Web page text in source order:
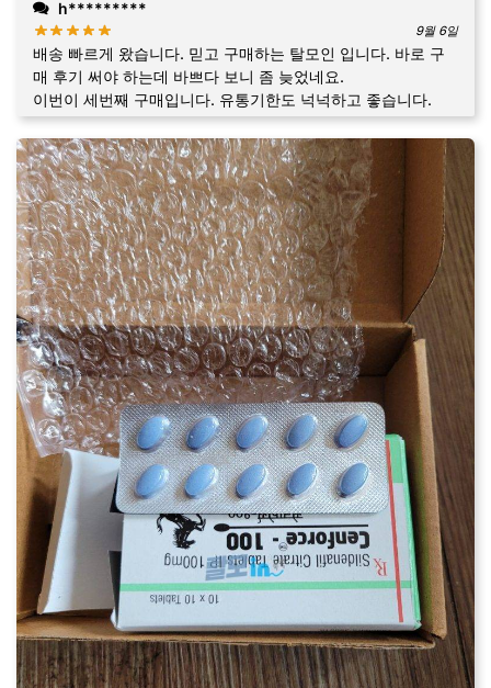
h*********
9월 6일
배송 빠르게 왔습니다. 믿고 구매하는 탈모인 입니다. 바로 구
매 후기 써야 하는데 바쁘다 보니 좀 늦었네요.
이번이 세번째 구매입니다. 유통기한도 넉넉하고 좋습니다.